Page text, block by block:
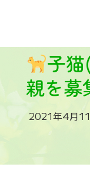
子猫
親を募
2021年4月